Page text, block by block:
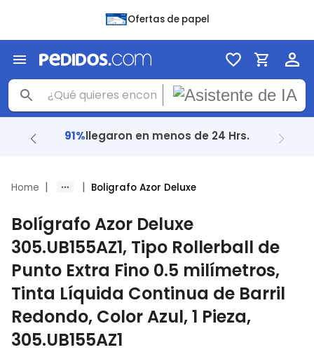
Ofertas de papel
91%llegaron en menos de 24 Hrs.
Home | | Boligrafo Azor Deluxe
Bolígrafo Azor Deluxe
305.UB155AZ1, Tipo Rollerball de
Punto Extra Fino 0.5 milímetros,
Tinta Líquida Continua de Barril
Redondo, Color Azul, 1 Pieza,
305.UB155AZ1